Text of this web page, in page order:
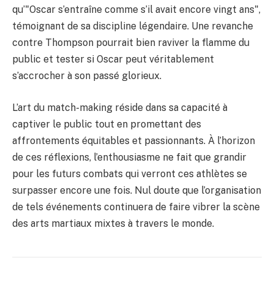
qu’"Oscar s’entraîne comme s’il avait encore vingt ans",
témoignant de sa discipline légendaire. Une revanche
contre Thompson pourrait bien raviver la flamme du
public et tester si Oscar peut véritablement
s’accrocher à son passé glorieux.
L’art du match-making réside dans sa capacité à
captiver le public tout en promettant des
affrontements équitables et passionnants. À l’horizon
de ces réflexions, l’enthousiasme ne fait que grandir
pour les futurs combats qui verront ces athlètes se
surpasser encore une fois. Nul doute que l’organisation
de tels événements continuera de faire vibrer la scène
des arts martiaux mixtes à travers le monde.